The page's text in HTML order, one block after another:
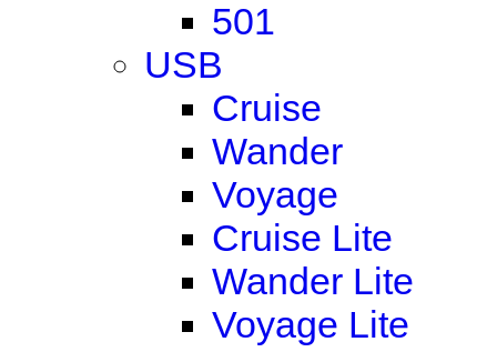
501
USB
Cruise
Wander
Voyage
Cruise Lite
Wander Lite
Voyage Lite